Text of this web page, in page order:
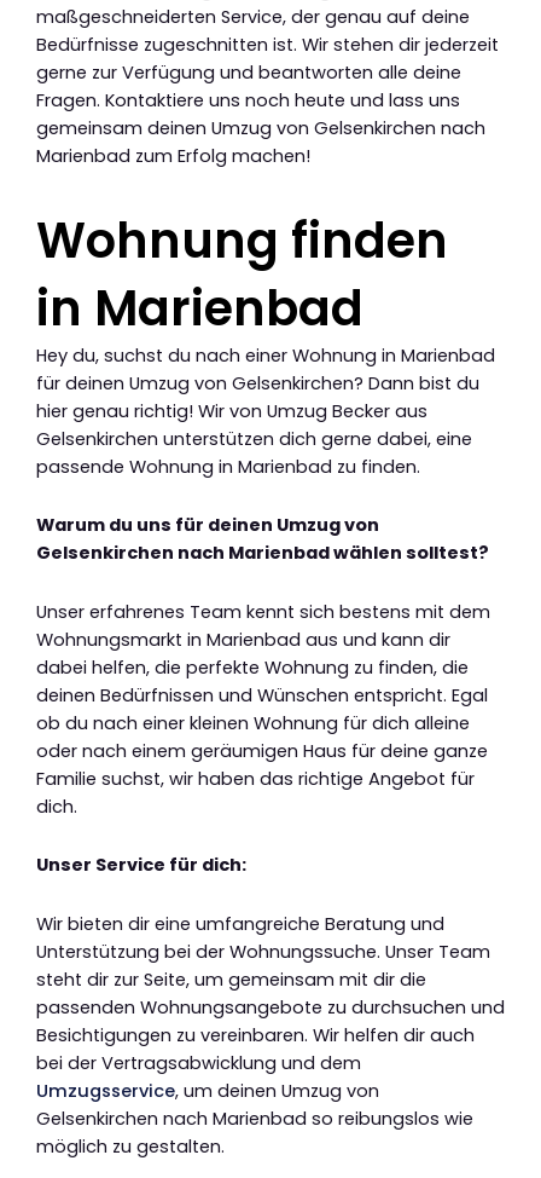
maßgeschneiderten Service, der genau auf deine
Bedürfnisse zugeschnitten ist. Wir stehen dir jederzeit
gerne zur Verfügung und beantworten alle deine
Fragen. Kontaktiere uns noch heute und lass uns
gemeinsam deinen Umzug von Gelsenkirchen nach
Marienbad zum Erfolg machen!
Wohnung finden
in Marienbad
Hey du, suchst du nach einer Wohnung in Marienbad
für deinen Umzug von Gelsenkirchen? Dann bist du
hier genau richtig! Wir von Umzug Becker aus
Gelsenkirchen unterstützen dich gerne dabei, eine
passende Wohnung in Marienbad zu finden.
Warum du uns für deinen Umzug von
Gelsenkirchen nach Marienbad wählen solltest?
Unser erfahrenes Team kennt sich bestens mit dem
Wohnungsmarkt in Marienbad aus und kann dir
dabei helfen, die perfekte Wohnung zu finden, die
deinen Bedürfnissen und Wünschen entspricht. Egal
ob du nach einer kleinen Wohnung für dich alleine
oder nach einem geräumigen Haus für deine ganze
Familie suchst, wir haben das richtige Angebot für
dich.
Unser Service für dich:
Wir bieten dir eine umfangreiche Beratung und
Unterstützung bei der Wohnungssuche. Unser Team
steht dir zur Seite, um gemeinsam mit dir die
passenden Wohnungsangebote zu durchsuchen und
Besichtigungen zu vereinbaren. Wir helfen dir auch
bei der Vertragsabwicklung und dem
Umzugsservice, um deinen Umzug von
Gelsenkirchen nach Marienbad so reibungslos wie
möglich zu gestalten.